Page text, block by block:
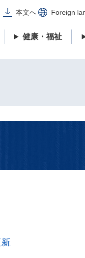
を飛ばして本文へ
本文へ Foreign
健康・福祉